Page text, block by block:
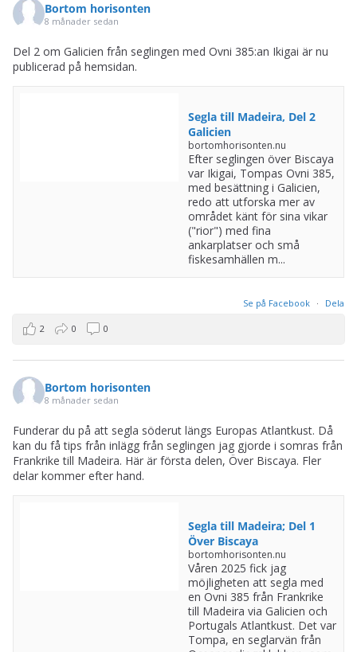
Bortom horisonten
8 månader sedan
Del 2 om Galicien från seglingen med Ovni 385:an Ikigai är nu
publicerad på hemsidan.
Segla till Madeira, Del 2
Galicien
bortomhorisonten.nu
Efter seglingen över Biscaya
var Ikigai, Tompas Ovni 385,
med besättning i Galicien,
redo att utforska mer av
området känt för sina vikar
("rior") med fina
ankarplatser och små
fiskesamhällen m...
Se på Facebook · Dela
2 0 0
Bortom horisonten
8 månader sedan
Funderar du på att segla söderut längs Europas Atlantkust. Då
kan du få tips från inlägg från seglingen jag gjorde i somras från
Frankrike till Madeira. Här är första delen, Över Biscaya. Fler
delar kommer efter hand.
Segla till Madeira; Del 1
Över Biscaya
bortomhorisonten.nu
Våren 2025 fick jag
möjligheten att segla med
en Ovni 385 från Frankrike
till Madeira via Galicien och
Portugals Atlantkust. Det var
Tompa, en seglarvän från